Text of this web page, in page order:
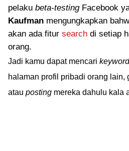
pelaku beta-testingFacebook
Kaufman mengungkapkan
akan ada fitur search di setiap
orang.
Jadi kamu dapat mencari keyword
halaman profil pribadi orang lain,
atau posting mereka dahulu kala